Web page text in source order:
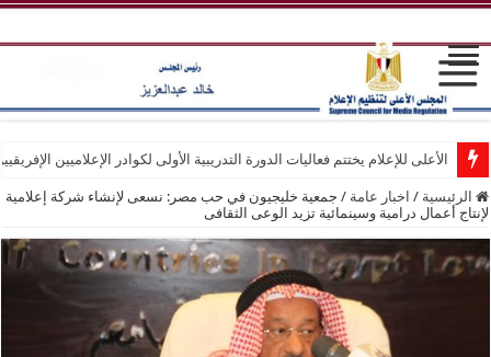
الأعلى للإعلام يختتم فعاليات الدورة التدريبية الأولى لكوادر الإعلاميين
الرئيسية / اخبار عامة / جمعية خليجيون في حب مصر: نسعى لإنشاء شركة إعلامية
لإنتاج أعمال درامية وسينمائية تزيد الوعى الثقافى